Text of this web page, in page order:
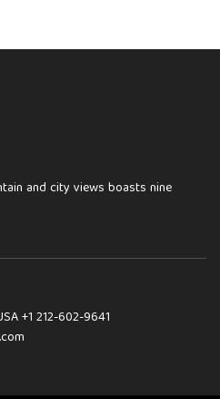
and city views boasts nine
+1 212-602-9641